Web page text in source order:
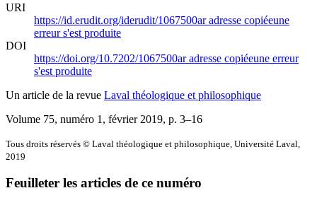
URI
https://id.erudit.org/iderudit/1067500aradresse copiéeune
erreur s'est produite
DOI
https://doi.org/10.7202/1067500aradresse copiéeune erreur
s'est produite
Un article de la revue Laval théologique et philosophique
Volume 75, numéro 1, février 2019, p. 3–16
Tous droits réservés © Laval théologique et philosophique, Université Laval,
2019
Feuilleter les articles de ce numéro